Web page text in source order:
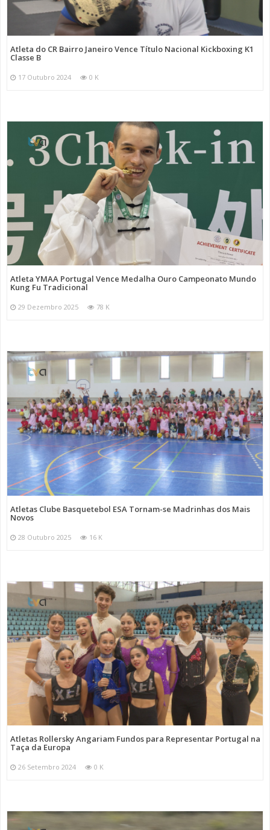
Atleta do CR Bairro Janeiro Vence Título Nacional Kickboxing K1
Classe B
17 Outubro 2024 0 K
Atleta YMAA Portugal Vence Medalha Ouro Campeonato Mundo
Kung Fu Tradicional
29 Dezembro 2025 78 K
Atletas Clube Basquetebol ESA Tornam-se Madrinhas dos Mais
Novos
28 Outubro 2025 16 K
Atletas Rollersky Angariam Fundos para Representar Portugal na
Taça da Europa
26 Setembro 2024 0 K